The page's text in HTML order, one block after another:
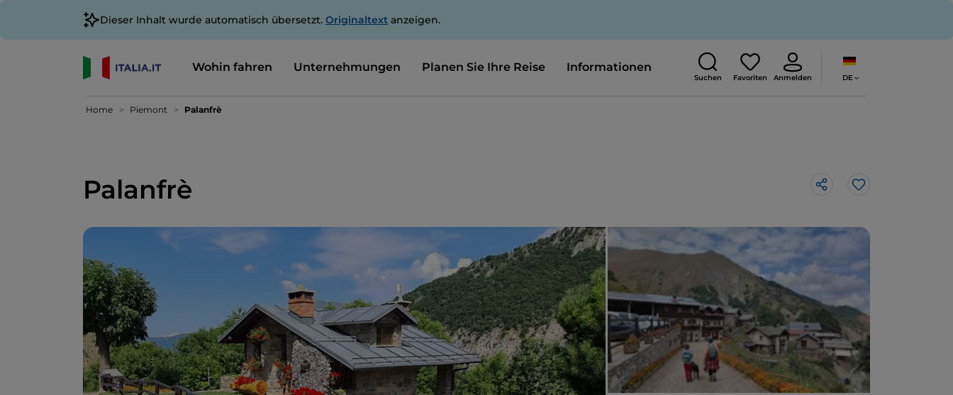
Dieser Inhalt wurde automatisch übersetzt. Originaltext anzeigen.
Wohin fahren Unternehmungen Planen Sie Ihre Reise Informationen
Suchen Favoriten Anmelden DE
Home Piemont Palanfrè
Palanfrè Like